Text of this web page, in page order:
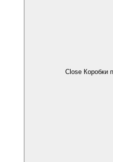
Close Коробки